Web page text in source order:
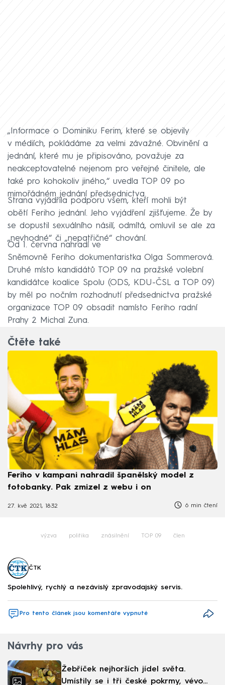
„Informace o Dominiku Ferim, které se objevily
v médiích, pokládáme za velmi závažné. Obvinění a
jednání, které mu je připisováno, považuje za
neakceptovatelné nejenom pro veřejné činitele, ale
také pro kohokoliv jiného,“ uvedla TOP 09 po
mimořádném jednání předsednictva.
Strana vyjádřila podporu všem, kteří mohli být
obětí Feriho jednání. Jeho vyjádření zjišťujeme. Že by
se dopustil sexuálního násilí, odmítá, omluvil se ale za
„nevhodné“ či „nepatřičné“ chování.
Od 1. června nahradí ve
Sněmovně Feriho dokumentaristka Olga Sommerová.
Druhé místo kandidátů TOP 09 na pražské volební
kandidátce koalice Spolu (ODS, KDU-ČSL a TOP 09)
by měl po nočním rozhodnutí předsednictva pražské
organizace TOP 09 obsadit namísto Feriho radní
Prahy 2 Michal Zuna.
Čtěte také
Feriho v kampani nahradil španělský model z
fotobanky. Pak zmizel z webu i on
27. kvě 2021, 18:32 6 min čtení
výzva politika znásilnění TOP 09 člen
ČTK
Spolehlivý, rychlý a nezávislý zpravodajský servis.
Pro tento článek jsou komentáře vypnuté
Návrhy pro vás
Žebříček nejhorších jídel světa.
Umístily se i tři české pokrmy, vévodí